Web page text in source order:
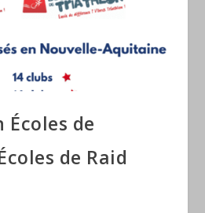
de
de Raid